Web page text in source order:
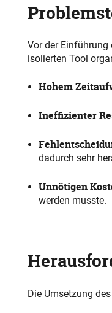
Vor der
isolierten Tool
Hohem
Ineffizienter
dadurch sehr
Unnötigen
werden musste.
Die Umsetzung